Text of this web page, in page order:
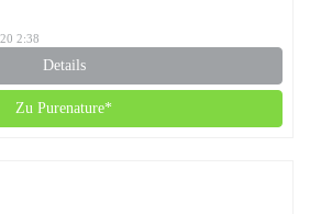
2:38
Details
Zu Purenature*